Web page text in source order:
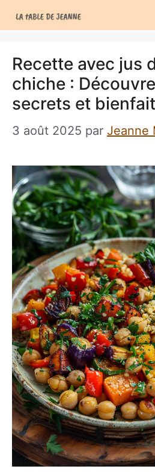
au
Recette avec jus
chiche :
secrets et
3 août 2025 par Jeanne